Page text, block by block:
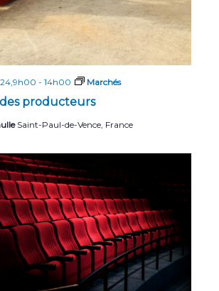
producteurs
- 14h00 Marchés
Saint-Paul-de-Vence, France